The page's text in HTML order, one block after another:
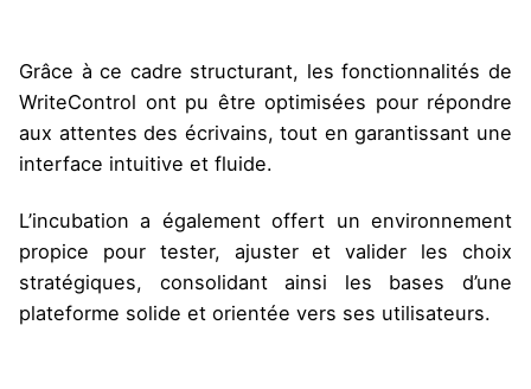
Grâce à ce cadre structurant, les fonctionnalités de
WriteControl ont pu être optimisées pour répondre
aux attentes des écrivains, tout en garantissant une
interface intuitive et fluide.
L’incubation a également offert un environnement
propice pour tester, ajuster et valider les choix
stratégiques, consolidant ainsi les bases d’une
plateforme solide et orientée vers ses utilisateurs.